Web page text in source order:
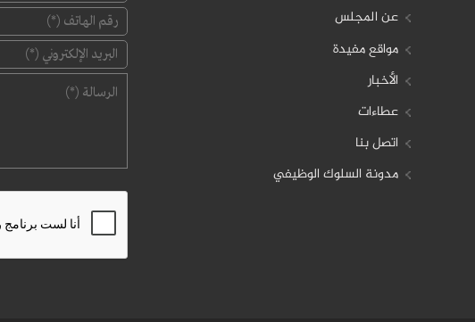
عن المجلس
مواقع مفيدة
الأخبار
عطاءات
اتصل بنا
مدونة السلوك الوظيفي